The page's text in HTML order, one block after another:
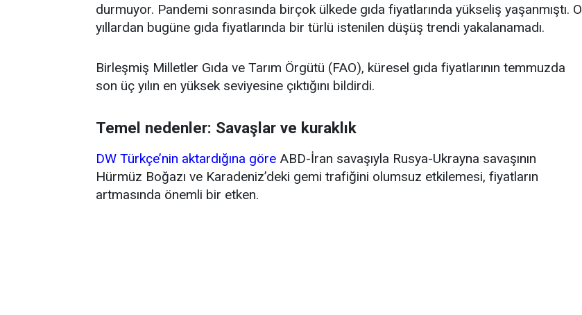
durmuyor. Pandemi sonrasında birçok ülkede gıda fiyatlarında yükseliş yaşanmıştı. O
yıllardan bugüne gıda fiyatlarında bir türlü istenilen düşüş trendi yakalanamadı.
Birleşmiş Milletler Gıda ve Tarım Örgütü (FAO), küresel gıda fiyatlarının temmuzda
son üç yılın en yüksek seviyesine çıktığını bildirdi.
Temel nedenler: Savaşlar ve kuraklık
DW Türkçe’nin aktardığına göre ABD-İran savaşıyla Rusya-Ukrayna savaşının
Hürmüz Boğazı ve Karadeniz’deki gemi trafiğini olumsuz etkilemesi, fiyatların
artmasında önemli bir etken.